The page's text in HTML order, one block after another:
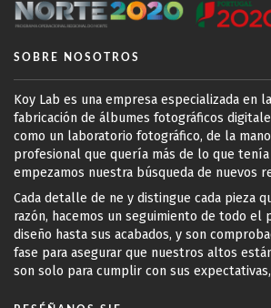
SOBRE NOSOTROS
Koy Lab es una empresa especializada en
fabricación de álbumes fotográficos
como un laboratorio fotográfico, de la
profesional que quería más de lo que
empezamos nuestra búsqueda de nuevos
Cada detalle de ne y distingue cada pieza
razón, hacemos un seguimiento de todo el
diseño hasta sus acabados, y son
fase para asegurar que nuestros altos
son solo para cumplir con sus